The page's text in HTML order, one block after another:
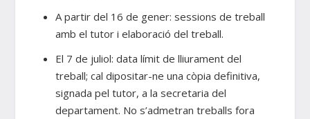
A partir del 16 de gener: sessions de treball
amb el tutor i elaboració del treball.
El 7 de juliol: data límit de lliurament del
treball; cal dipositar-ne una còpia definitiva,
signada pel tutor, a la secretaria del
departament. No s’admetran treballs fora